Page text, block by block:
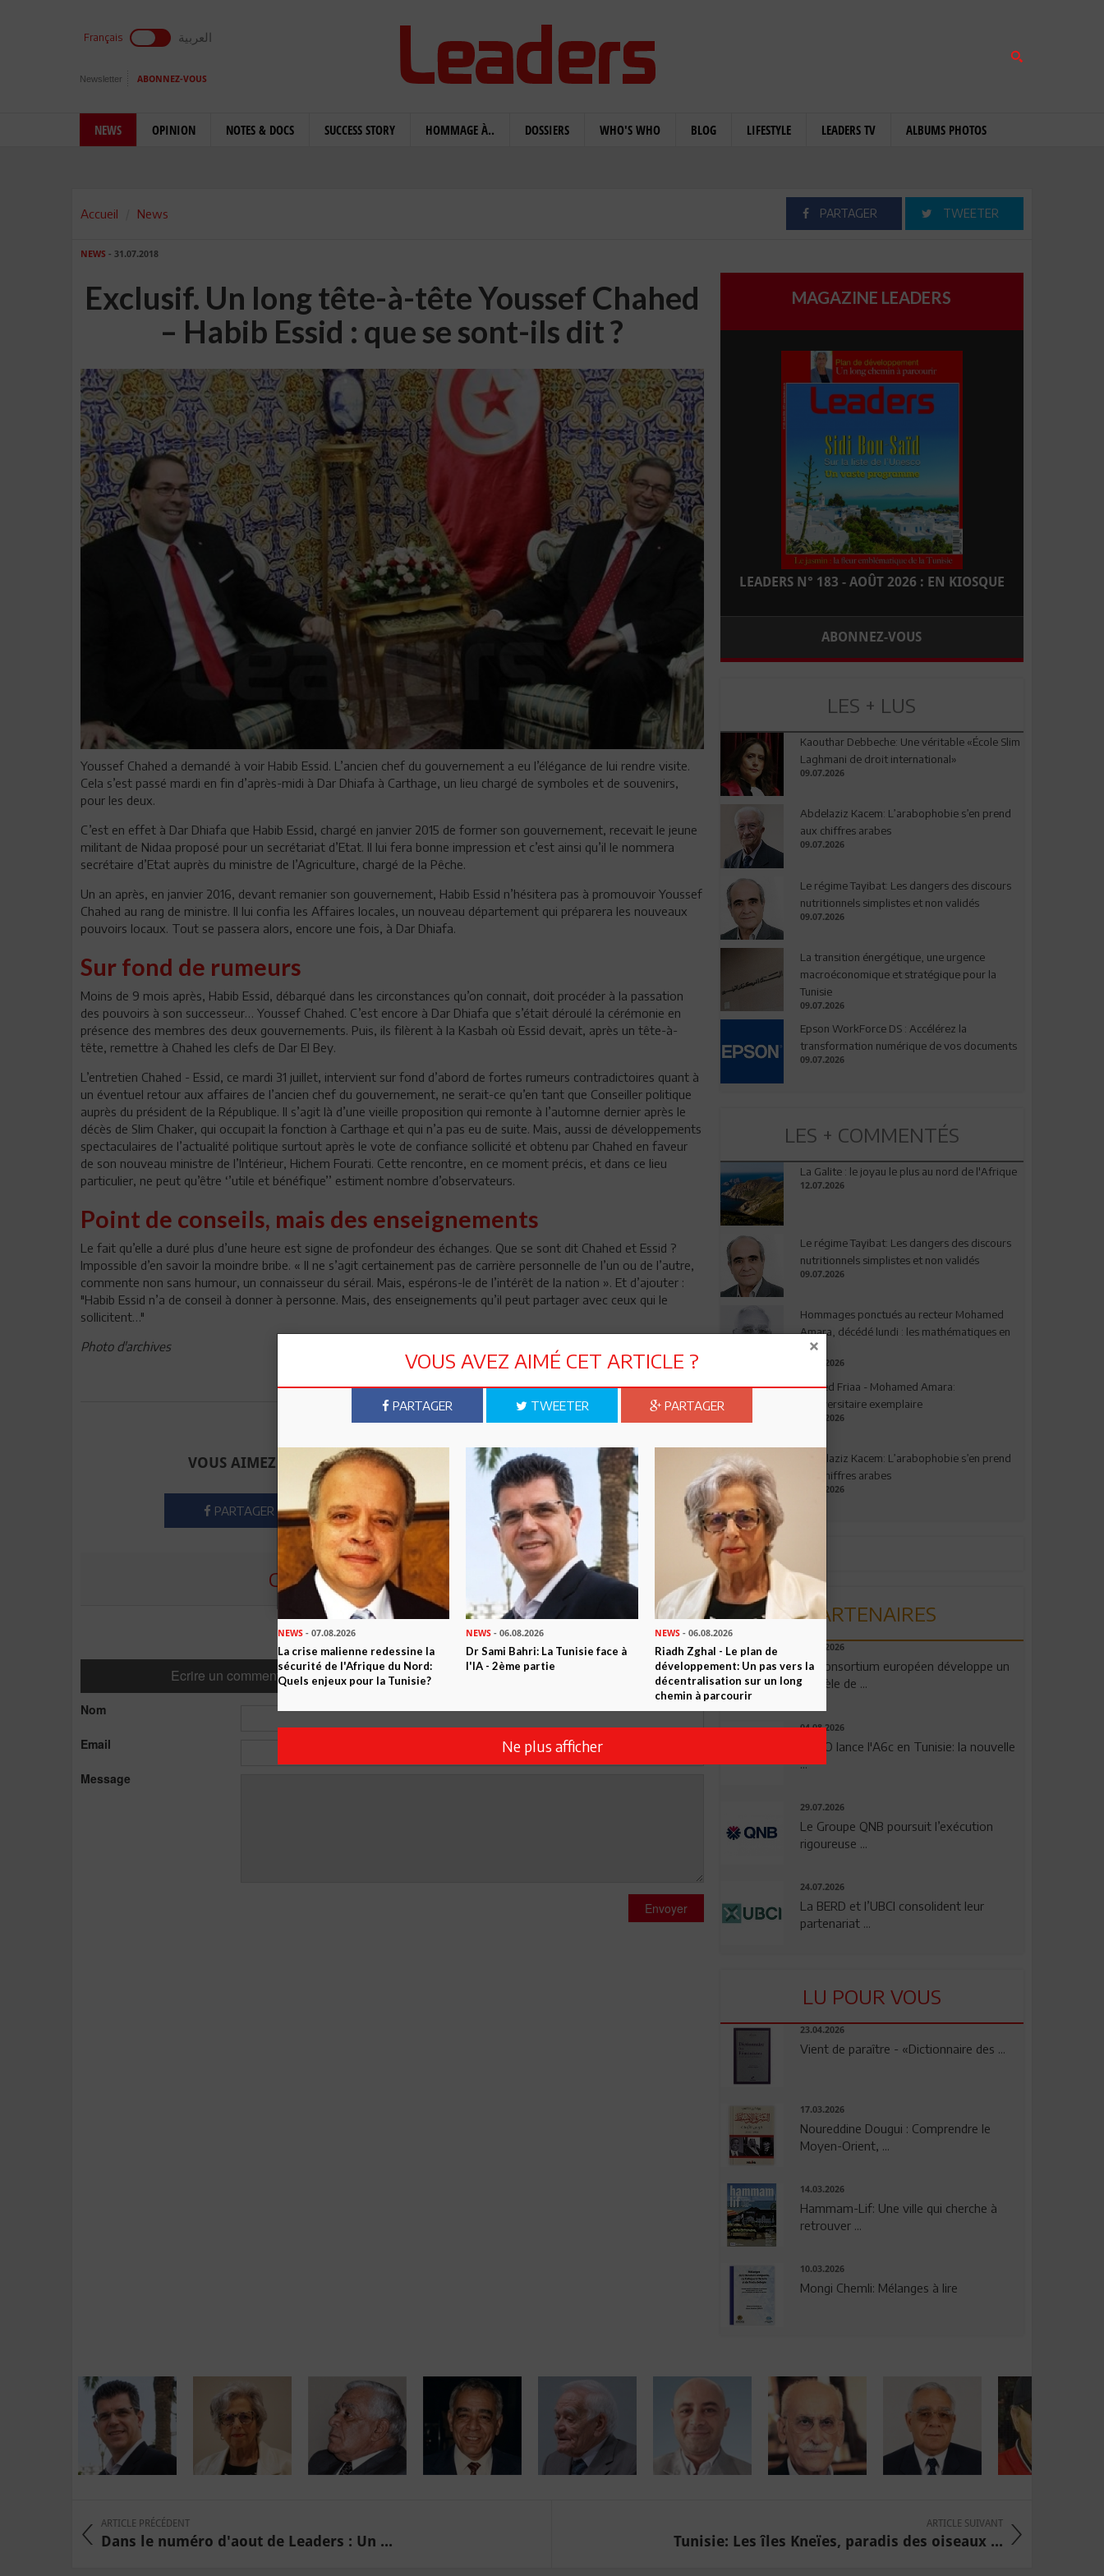
Français العربية
Newsletter ABONNEZ-VOUS
NEWS OPINION NOTES & DOCS SUCCESS STORY HOMMAGE À.. DOSSIERS WHO'S WHO BLOG LIFESTYLE LEADERS TV ALBUMS PHOTOS
Accueil News PARTAGER TWEETER
NEWS - 31.07.2018
Exclusif. Un long tête-à-tête Youssef Chahed
– Habib Essid : que se sont-ils dit ?
Youssef Chahed a demandé à voir Habib Essid. L’ancien chef du gouvernement a eu l’élégance de lui rendre visite.
Cela s’est passé mardi en fin d’après-midi à Dar Dhiafa à Carthage, un lieu chargé de symboles et de souvenirs,
pour les deux.
C’est en effet à Dar Dhiafa que Habib Essid, chargé en janvier 2015 de former son gouvernement, recevait le jeune
militant de Nidaa proposé pour un secrétariat d’Etat. Il lui fera bonne impression et c’est ainsi qu’il le nommera
secrétaire d’Etat auprès du ministre de l’Agriculture, chargé de la Pêche.
Un an après, en janvier 2016, devant remanier son gouvernement, Habib Essid n’hésitera pas à promouvoir Youssef
Chahed au rang de ministre. Il lui confia les Affaires locales, un nouveau département qui préparera les nouveaux
pouvoirs locaux. Tout se passera alors, encore une fois, à Dar Dhiafa.
Sur fond de rumeurs
Moins de 9 mois après, Habib Essid, débarqué dans les circonstances qu’on connait, doit procéder à la passation
des pouvoirs à son successeur… Youssef Chahed. C’est encore à Dar Dhiafa que s’était déroulé la cérémonie en
présence des membres des deux gouvernements. Puis, ils filèrent à la Kasbah où Essid devait, après un tête-à-
tête, remettre à Chahed les clefs de Dar El Bey.
L’entretien Chahed - Essid, ce mardi 31 juillet, intervient sur fond d’abord de fortes rumeurs contradictoires quant à
un éventuel retour aux affaires de l’ancien chef du gouvernement, ne serait-ce qu’en tant que Conseiller politique
auprès du président de la République. Il s’agit là d’une vieille proposition qui remonte à l’automne dernier après le
décès de Slim Chaker, qui occupait la fonction à Carthage et qui n’a pas eu de suite. Mais, aussi de développements
spectaculaires de l’actualité politique surtout après le vote de confiance sollicité et obtenu par Chahed en faveur
de son nouveau ministre de l’Intérieur, Hichem Fourati. Cette rencontre, en ce moment précis, et dans ce lieu
particulier, ne peut qu’être ‘’utile et bénéfique’’ estiment nombre d’observateurs.
Point de conseils, mais des enseignements
Le fait qu’elle a duré plus d’une heure est signe de profondeur des échanges. Que se sont dit Chahed et Essid ?
Impossible d’en savoir la moindre bribe. « Il ne s’agit certainement pas de carrière personnelle de l’un ou de l’autre,
commente non sans humour, un connaisseur du sérail. Mais, espérons-le de l’intérêt de la nation ». Et d’ajouter :
"Habib Essid n’a de conseil à donner à personne. Mais, des enseignements qu’il peut partager avec ceux qui le
sollicitent…"
Photo d'archives
Envoyer à un ami Imprimer
VOUS AIMEZ CET ARTICLE ? PARTAGEZ-LE AVEC VOS AMIS !
PARTAGER TWEETER ABONNEZ-VOUS
COMMENTER CET ARTICLE
Commentaires
Ecrire un commentaire Commenter
Nom
Email
Message
Envoyer
MAGAZINE LEADERS
LEADERS N° 183 - AOÛT 2026 : EN KIOSQUE
ABONNEZ-VOUS
LES + LUS
Kaouthar Debbeche: Une véritable «École Slim
Laghmani de droit international»
09.07.2026
Abdelaziz Kacem: L’arabophobie s’en prend
aux chiffres arabes
09.07.2026
Le régime Tayibat: Les dangers des discours
nutritionnels simplistes et non validés
09.07.2026
La transition énergétique, une urgence
macroéconomique et stratégique pour la
Tunisie
09.07.2026
Epson WorkForce DS : Accélérez la
transformation numérique de vos documents
09.07.2026
LES + COMMENTÉS
La Galite : le joyau le plus au nord de l'Afrique
12.07.2026
Le régime Tayibat: Les dangers des discours
nutritionnels simplistes et non validés
09.07.2026
Hommages ponctués au recteur Mohamed
Amara, décédé lundi : les mathématiques en
deuil
03.08.2026
Ahmed Friaa - Mohamed Amara:
l’Universitaire exemplaire
04.08.2026
Abdelaziz Kacem: L’arabophobie s’en prend
aux chiffres arabes
09.07.2026
PARTENAIRES
06.08.2026
Un consortium européen développe un
modèle de ...
04.08.2026
OPPO lance l'A6c en Tunisie: la nouvelle
...
29.07.2026
Le Groupe QNB poursuit l’exécution
rigoureuse ...
24.07.2026
La BERD et l’UBCI consolident leur
partenariat ...
LU POUR VOUS
23.04.2026
Vient de paraître - «Dictionnaire des ...
17.03.2026
Noureddine Dougui : Comprendre le
Moyen-Orient, ...
14.03.2026
Hammam-Lif: Une ville qui cherche à
retrouver ...
10.03.2026
Mongi Chemli: Mélanges à lire
ARTICLE PRÉCÉDENT
Dans le numéro d'aout de Leaders : Un ...
ARTICLE SUIVANT
Tunisie: Les îles Kneïes, paradis des oiseaux ...
VOUS AVEZ AIMÉ CET ARTICLE ?
PARTAGER TWEETER PARTAGER
NEWS - 07.08.2026
La crise malienne redessine la
sécurité de l'Afrique du Nord:
Quels enjeux pour la Tunisie?
NEWS - 06.08.2026
Dr Sami Bahri: La Tunisie face à
l'IA - 2ème partie
NEWS- 06.08.2026
Riadh Zghal - Le plan de
développement: Un pas vers la
décentralisation sur un long
chemin à parcourir
Ne plus afficher